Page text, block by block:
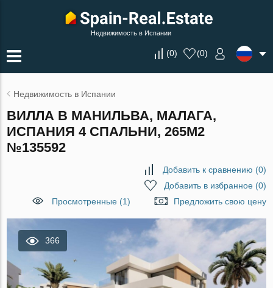
Недвижимость в Испании
(0) (0)
Недвижимость в Испании
ВИЛЛА В МАНИЛЬВА, МАЛАГА,
ИСПАНИЯ 4 СПАЛЬНИ, 265М2
№135592
Добавить к сравнению (0)
Добавить в избранное(0)
Просмотренные (1)
Предложить свою цену
366